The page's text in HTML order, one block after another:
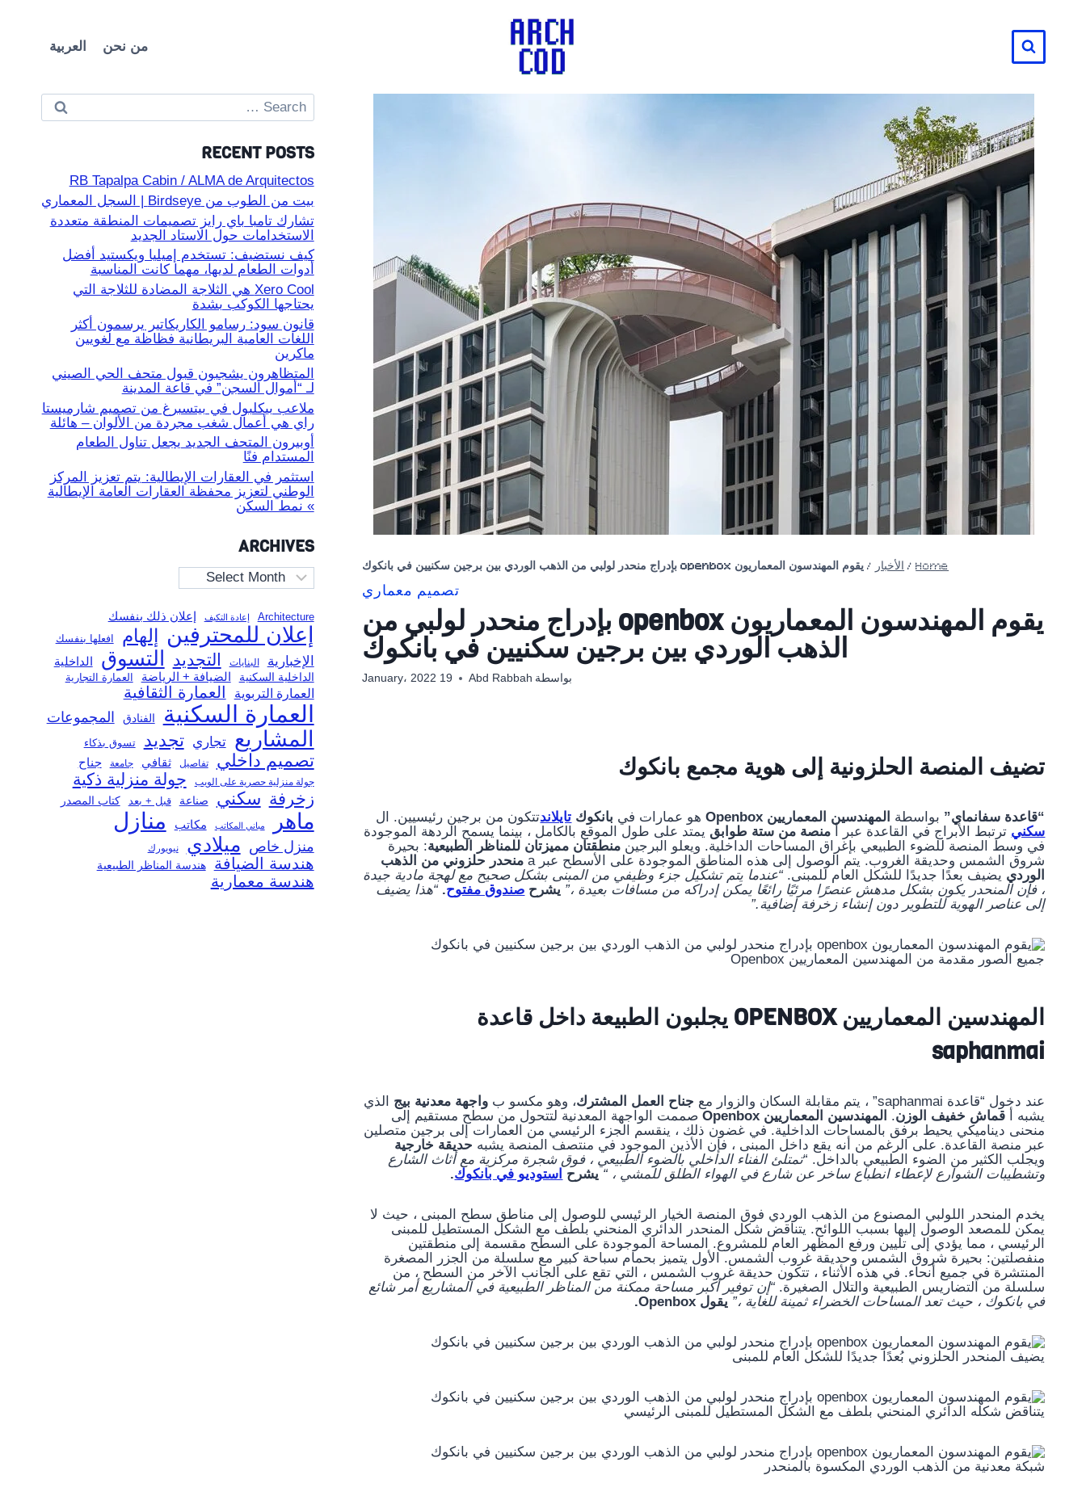
المحتوى
من نحن العربية
Home
/ الأخبار / يقوم المهندسون المعماريون openbox بإدراج منحدر لولبي من الذهب الوردي بين برجين سكنيين في بانكوك
تصميم معماري
يقوم المهندسون المعماريون openbox بإدراج منحدر لولبي من
الذهب الوردي بين برجين سكنيين في بانكوك
بواسطة Abd Rabbah 19 January، 2022
تضيف المنصة الحلزونية إلى هوية مجمع بانكوك
“قاعدة سفانماي” بواسطة المهندسين المعماريين Openbox هو عمارات في بانكوك تايلاندتتكون من برجين رئيسيين. ال
سكني ترتبط الأبراج في القاعدة عبر أ منصة من ستة طوابق يمتد على طول الموقع بالكامل ، بينما يسمح الردهة الموجودة
في وسط المنصة للضوء الطبيعي بإغراق المساحات الداخلية. ويعلو البرجين منطقتان مميزتان للمناظر الطبيعية: بحيرة
شروق الشمس وحديقة الغروب. يتم الوصول إلى هذه المناطق الموجودة على الأسطح عبر a
منحدر حلزوني من الذهب
الوردي يضيف بعدًا جديدًا للشكل العام للمبنى. “عندما يتم تشكيل جزء وظيفي من المبنى بشكل صحيح مع لهجة مادية جيدة
، فإن المنحدر يكون بشكل مدهش عنصرًا مرئيًا رائعًا يمكن إدراكه من مسافات بعيدة ،” يشرح صندوق مفتوح. “هذا يضيف
إلى عناصر الهوية للتطوير دون إنشاء زخرفة إضافية.”
جميع الصور مقدمة من المهندسين المعماريين Openbox
المهندسين المعماريين OPENBOX يجلبون الطبيعة داخل قاعدة
saphanmai
عند دخول “قاعدة saphanmai” ، يتم مقابلة السكان والزوار مع جناح العمل المشترك، وهو مكسو ب واجهة معدنية بيج الذي
يشبه أ قماش خفيف الوزن. المهندسين المعماريين Openbox
صممت الواجهة المعدنية لتتحول من سطح مستقيم إلى
منحنى ديناميكي يحيط برفق بالمساحات الداخلية. في غضون ذلك ، ينقسم الجزء الرئيسي من العمارات إلى برجين متصلين
عبر منصة القاعدة. على الرغم من أنه يقع داخل المبنى ، فإن الأذين الموجود في منتصف المنصة يشبه حديقة خارجية
ويجلب الكثير من الضوء الطبيعي بالداخل. “تمتلئ الفناء الداخلي بالضوء الطبيعي ، فوق شجرة مركزية مع أثاث الشارع
وتشطيبات الشوارع لإعطاء انطباع ساخر عن شارع في الهواء الطلق للمشي ، “ يشرح استوديو في بانكوك.
يخدم المنحدر اللولبي المصنوع من الذهب الوردي فوق المنصة الخيار الرئيسي للوصول إلى مناطق سطح المبنى ، حيث لا
يمكن للمصعد الوصول إليها بسبب اللوائح. يتناقض شكل المنحدر الدائري المنحني بلطف مع الشكل المستطيل للمبنى
الرئيسي ، مما يؤدي إلى تليين ورفع المظهر العام للمشروع. المساحة الموجودة على السطح مقسمة إلى منطقتين
منفصلتين: بحيرة شروق الشمس وحديقة غروب الشمس. الأول يتميز بحمام سباحة كبير مع سلسلة من الجزر المصغرة
المنتشرة في جميع أنحاء. في هذه الأثناء ، تتكون حديقة غروب الشمس ، التي تقع على الجانب الآخر من السطح ، من
سلسلة من التضاريس الطبيعية والتلال الصغيرة. “إن توفير أكبر مساحة ممكنة من المناظر الطبيعية في المشاريع أمر شائع
في بانكوك ، حيث تعد المساحات الخضراء ثمينة للغاية ،” يقول Openbox.
يضيف المنحدر الحلزوني بُعدًا جديدًا للشكل العام للمبنى
يتناقض شكله الدائري المنحني بلطف مع الشكل المستطيل للمبنى الرئيسي
شبكة معدنية من الذهب الوردي المكسوة بالمنحدر
Search
for:
RECENT POSTS
RB Tapalpa Cabin / ALMA de Arquitectos
بيت من الطوب من Birdseye | السجل المعماري
تشارك تامبا باي رايز تصميمات المنطقة متعددة
الاستخدامات حول الاستاد الجديد
كيف نستضيف: تستخدم إميليا ويكستيد أفضل
أدوات الطعام لديها، مهما كانت المناسبة
Xero Cool هي الثلاجة المضادة للثلاجة التي
يحتاجها الكوكب بشدة
قانون سود: رسامو الكاريكاتير يرسمون أكثر
اللغات العامية البريطانية فظاظة مع لغويين
ماكرين
المتظاهرون يشجبون قبول متحف الحي الصيني
لـ “أموال السجن” في قاعة المدينة
ملاعب بيكلبول في بيتسبرغ من تصميم شارميستا
راي هي أعمال شغب مجردة من الألوان – هائلة
أوبيرون المتحف الجديد يجعل تناول الطعام
المستدام فنًا
استثمر في العقارات الإيطالية: يتم تعزيز المركز
الوطني لتعزيز محفظة العقارات العامة الإيطالية
» نمط السكن
ARCHIVES
Archives
Architecture إعادة التكيف إعلان ذلك بنفسك
إعلان للمحترفين إلهام افعلها بنفسك
الإخبارية البنايات التجديد التسوق الداخلية
الداخلية السكنية الضيافة + الرياضة العمارة التجارية
العمارة التربوية العمارة الثقافية
العمارة السكنية الفنادق المجموعات
المشاريع تجاري تجديد تسوق بذكاء
تصميم داخلي تفاصيل ثقافي جامعة جناح
جولة منزلية حصرية على الويب
جولة منزلية ذكية
زخرفة سكني صناعة قبل + بعد كتاب المصدر
ماهر مباني المكاتب مكاتب منازل
منزل خاص ميلادي نيويورك
هندسة الضيافة هندسة المناظر الطبيعية
هندسة معمارية